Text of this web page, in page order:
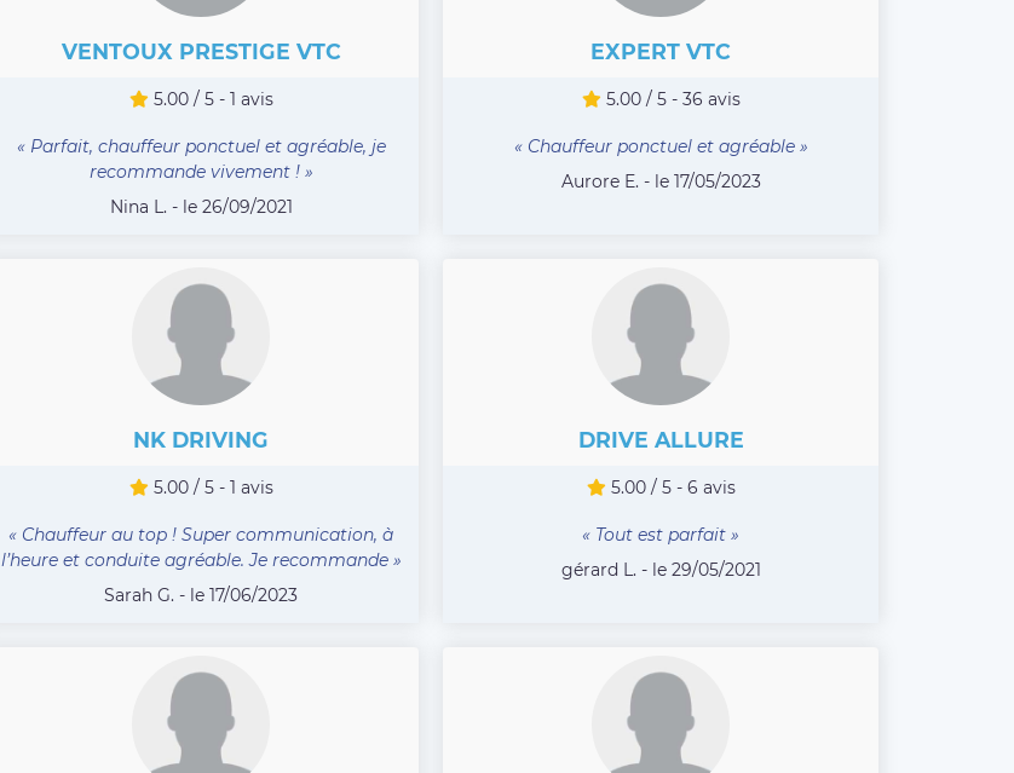
VENTOUX PRESTIGE VTC
5.00 / 5 - 1 avis
« Parfait, chauffeur ponctuel et agréable, je
recommande vivement ! »
Nina L. - le 26/09/2021
EXPERT VTC
5.00 / 5 - 36 avis
« Chauffeur ponctuel et agréable »
Aurore E. - le 17/05/2023
NK DRIVING
5.00 / 5 - 1 avis
« Chauffeur au top ! Super communication, à
l’heure et conduite agréable. Je recommande »
Sarah G. - le 17/06/2023
DRIVE ALLURE
5.00 / 5 - 6 avis
« Tout est parfait »
gérard L. - le 29/05/2021